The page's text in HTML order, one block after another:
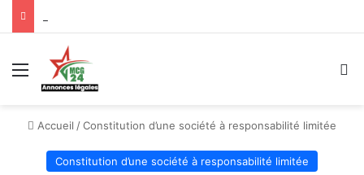
Menu
Accueil /Constitution d’une société à responsabilité limitée
Constitution d’une société à responsabilité limitée